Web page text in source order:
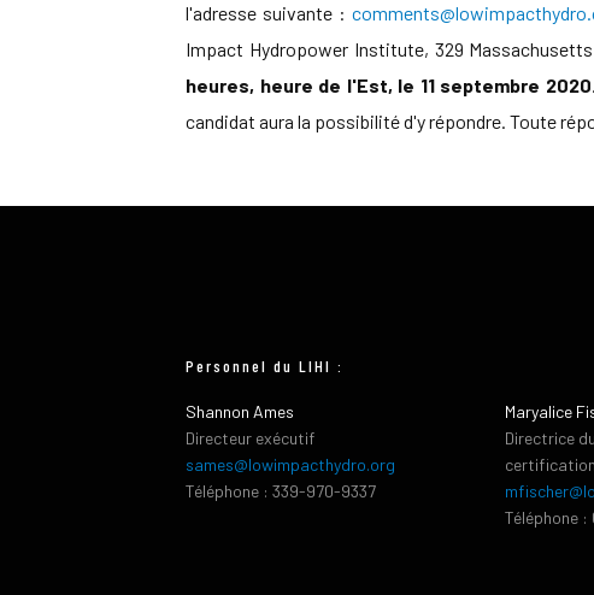
l'adresse suivante :
Impact Hydropower Institute, 329
heures, heure de l'Est, le 11 septembre 2020.
candidat aura la possibilité d'y répondre. Toute
Personnel du LIHI :
Shannon Ames
Directeur exécutif
sames@lowimpacthydro.org
Téléphone : 339-970-9337
Maryalice
Directrice
certification
Téléphone